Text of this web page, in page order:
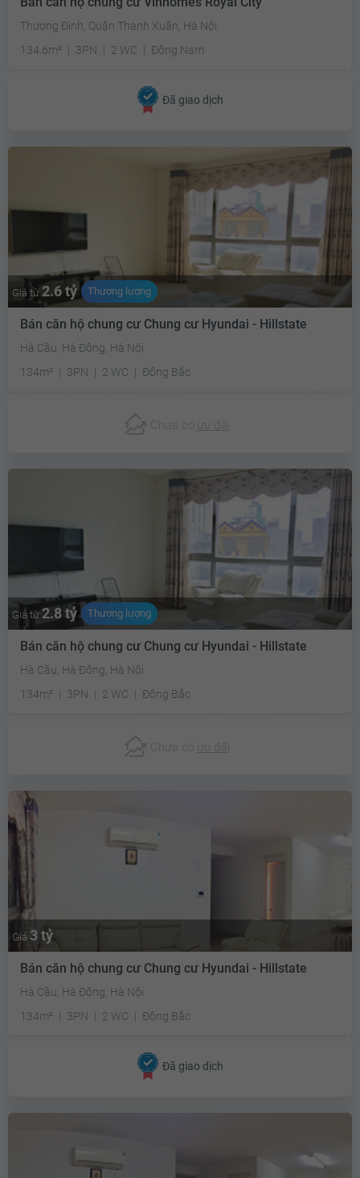
Thượng Đình, Quận Thanh Xuân, Hà Nội
134.6m²
3PN 2 WC Đông Nam
Đã giao dịch
Giá từ 2.6 tỷ Thương lượng
Bán căn hộ chung cư Chung cư Hyundai - Hillstate
Hà Cầu, Hà Đông, Hà Nội
134m²
3PN 2 WC Đông Bắc
Chưa có ưu đãi
Giá từ 2.8 tỷ Thương lượng
Bán căn hộ chung cư Chung cư Hyundai - Hillstate
Hà Cầu, Hà Đông, Hà Nội
134m²
3PN 2 WC Đông Bắc
Chưa có ưu đãi
Giá 3 tỷ
Bán căn hộ chung cư Chung cư Hyundai - Hillstate
Hà Cầu, Hà Đông, Hà Nội
134m²
3PN 2 WC Đông Bắc
Đã giao dịch